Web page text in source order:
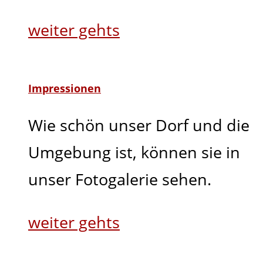
weiter gehts
Impressionen
Wie schön unser Dorf und die
Umgebung ist, können sie in
unser Fotogalerie sehen.
weiter gehts